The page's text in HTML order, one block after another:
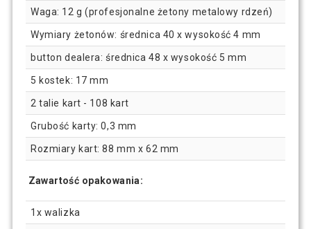
Waga: 12 g (profesjonalne żetony metalowy rdzeń)
Wymiary żetonów: średnica 40 x wysokość 4 mm
button dealera: średnica 48 x wysokość 5 mm
5 kostek: 17 mm
2 talie kart - 108 kart
Grubość karty: 0,3 mm
Rozmiary kart: 88 mm x 62 mm
Zawartość opakowania:
1x walizka